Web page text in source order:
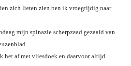
zich lieten zien ben ik vroegtijdig naar
mijn spinazie scherpzaad gezaaid van
het af met vliesdoek en daarvoor altijd